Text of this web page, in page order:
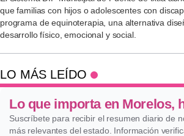
que familias con hijos o adolescentes con
programa de equinoterapia, una alternativa
desarrollo físico, emocional y social.
LO MÁS LEÍDO
Lo que importa en Morelos,
Suscríbete para recibir el resumen diario de
más relevantes del estado. Información